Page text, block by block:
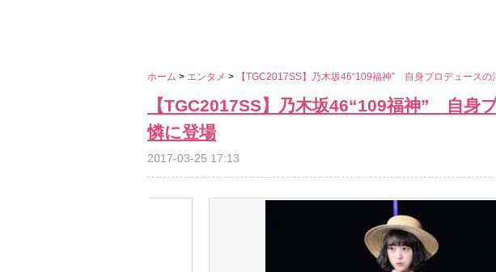
ホーム > エンタメ > 【TGC2017SS】乃木坂46“109福神” 自身プロデュースの
【TGC2017SS】乃木坂46“109福神” 自身
憐に登場
2017-03-25 17:13